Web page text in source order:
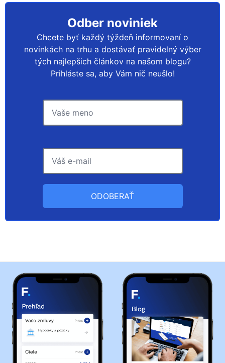
Odber noviniek
Chcete byť každý týždeň informovaní o
novinkách na trhu a dostávať pravidelný výber
tých najlepšich článkov na našom blogu?
Prihláste sa, aby Vám nič neušlo!
ODOBERAŤ